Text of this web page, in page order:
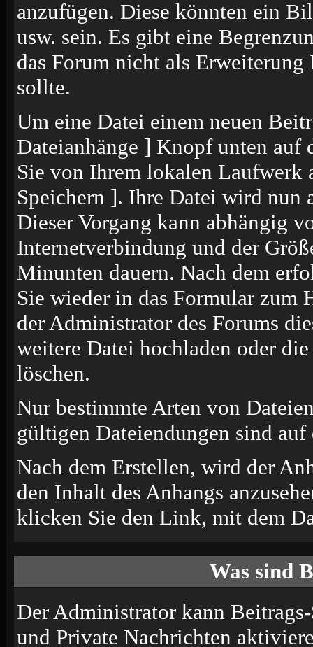
anzufügen. Diese könnten ein
usw. sein. Es gibt eine
das Forum nicht als
sollte.
Um eine Datei einem neuen
Dateianhänge ] Knopf unten auf
Sie von Ihrem lokalen
Speichern ]. Ihre Datei wird nun
Dieser Vorgang kann abhängig
Internetverbindung und der
Minunten dauern. Nach dem
Sie wieder in das Formular zum
der Administrator des Forums
weitere Datei hochladen oder
löschen.
Nur bestimmte Arten von
gültigen Dateiendungen sind
Nach dem Erstellen, wird der
den Inhalt des Anhangs
klicken Sie den Link, mit dem
Was sind
Der Administrator kann
und Private Nachrichten